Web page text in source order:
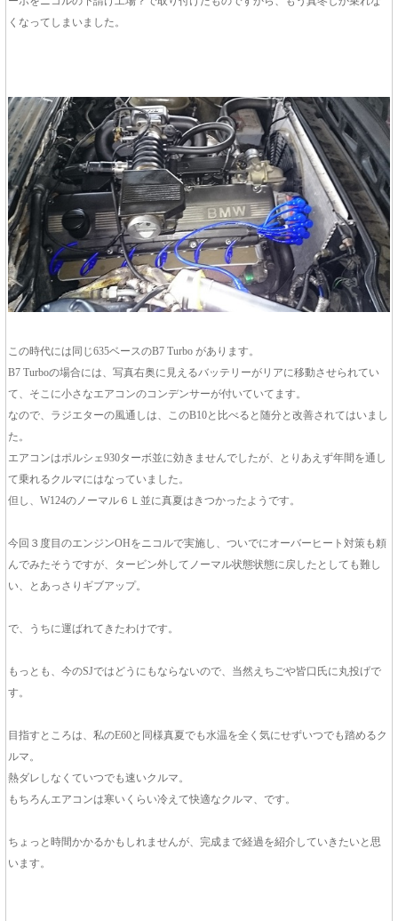
くなってしまいました。
この時代には同じ635ベースのB7 Turbo があります。
B7 Turboの場合には、写真右奥に見えるバッテリーがリアに移動させられてい
て、そこに小さなエアコンのコンデンサーが付いていてます。
なので、ラジエターの風通しは、このB10と比べると随分と改善されてはいまし
た。
エアコンはポルシェ930ターボ並に効きませんでしたが、とりあえず年間を通し
て乗れるクルマにはなっていました。
但し、W124のノーマル６Ｌ並に真夏はきつかったようです。
今回３度目のエンジンOHをニコルで実施し、ついでにオーバーヒート対策も頼
んでみたそうですが、タービン外してノーマル状態状態に戻したとしても難し
い、とあっさりギブアップ。
で、うちに運ばれてきたわけです。
もっとも、今のSJではどうにもならないので、当然えちごや皆口氏に丸投げで
す。
目指すところは、私のE60と同様真夏でも水温を全く気にせずいつでも踏めるク
ルマ。
熱ダレしなくていつでも速いクルマ。
もちろんエアコンは寒いくらい冷えて快適なクルマ、です。
ちょっと時間かかるかもしれませんが、完成まで経過を紹介していきたいと思
います。